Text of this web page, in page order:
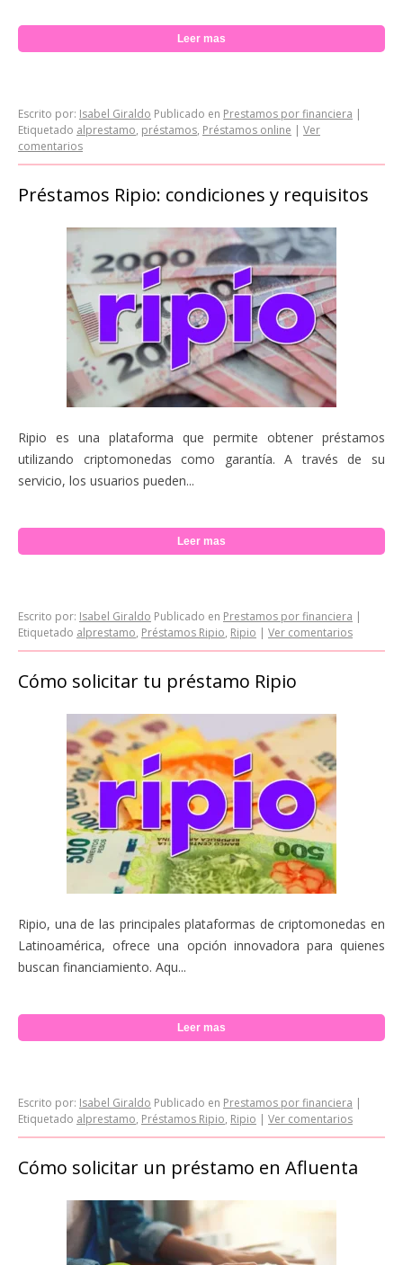
Leer mas
Escrito por: Isabel Giraldo Publicado en Prestamos por financiera |
Etiquetado alprestamo, préstamos, Préstamos online | Ver
comentarios
Préstamos Ripio: condiciones y requisitos
Ripio es una plataforma que permite obtener préstamos
utilizando criptomonedas como garantía. A través de su
servicio, los usuarios pueden...
Leer mas
Escrito por: Isabel Giraldo Publicado en Prestamos por financiera |
Etiquetado alprestamo, Préstamos Ripio, Ripio | Ver comentarios
Cómo solicitar tu préstamo Ripio
Ripio, una de las principales plataformas de criptomonedas en
Latinoamérica, ofrece una opción innovadora para quienes
buscan financiamiento. Aqu...
Leer mas
Escrito por: Isabel Giraldo Publicado en Prestamos por financiera |
Etiquetado alprestamo, Préstamos Ripio, Ripio | Ver comentarios
Cómo solicitar un préstamo en Afluenta